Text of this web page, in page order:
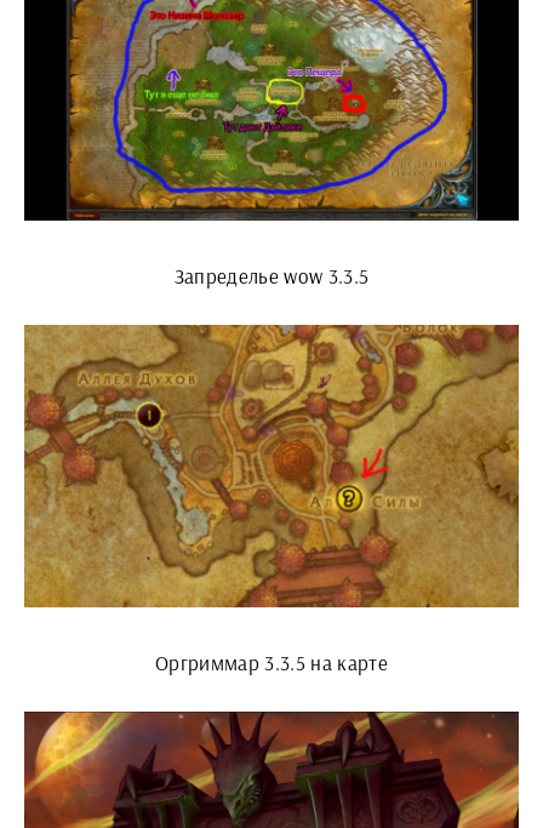
Запределье wow 3.3.5
Оргриммар 3.3.5 на карте